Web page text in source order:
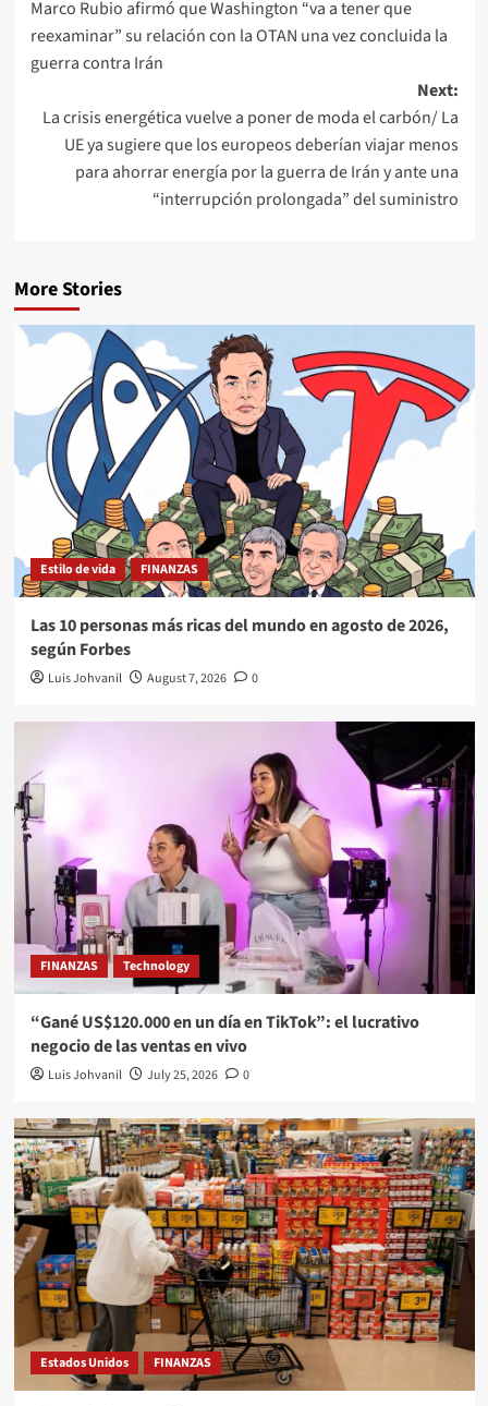
Marco Rubio afirmó que Washington “va a tener que
reexaminar” su relación con la OTAN una vez concluida la
guerra contra Irán
Next:
La crisis energética vuelve a poner de moda el carbón/ La
UE ya sugiere que los europeos deberían viajar menos
para ahorrar energía por la guerra de Irán y ante una
“interrupción prolongada” del suministro
More Stories
Estilo de vida FINANZAS
Las 10 personas más ricas del mundo en agosto de 2026,
según Forbes
Luis Johvanil August 7, 2026 0
FINANZAS Technology
“Gané US$120.000 en un día en TikTok”: el lucrativo
negocio de las ventas en vivo
Luis Johvanil July 25, 2026 0
Estados Unidos FINANZAS